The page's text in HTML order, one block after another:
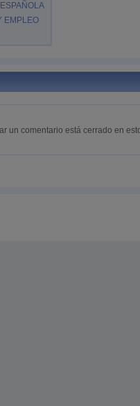
EMPLEO
un comentario está cerrado en